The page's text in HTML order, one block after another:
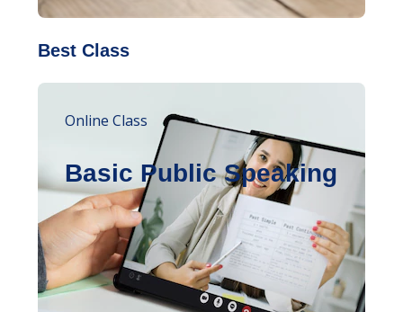
Best Class
Online Class
Basic Public Speaking